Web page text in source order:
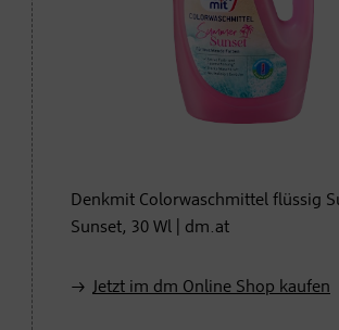
Denkmit Colorwaschmittel flüssig
Sunset, 30 Wl | dm.at
Jetzt im dm Online Shop kaufen